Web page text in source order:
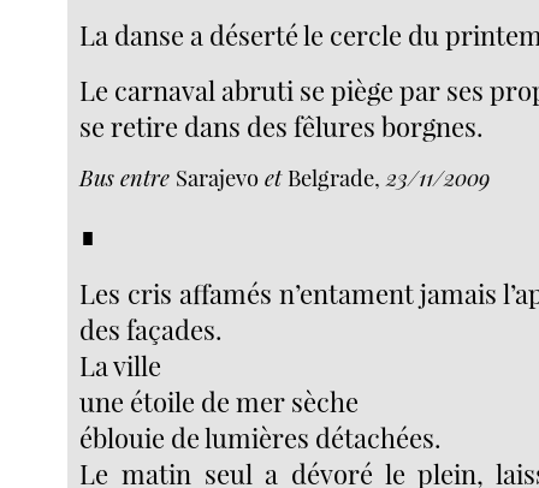
La danse a déserté le cercle du
Le carnaval abruti se piège par ses
se retire dans des fêlures borgnes.
Bus entre SarajevoetBelgrade, 23/11/2009
∎
Les cris affamés n’entament jamais
des façades.
La ville
une étoile de mer sèche
éblouie de lumières détachées.
Le matin seul a dévoré le plein,